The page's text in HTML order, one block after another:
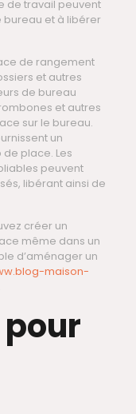
de travail peuvent
et à libérer
de rangement
et autres
de bureau
et autres
sur le bureau.
un
place. Les
peuvent
libérant ainsi de
créer un
même dans un
d’aménager un
maison-